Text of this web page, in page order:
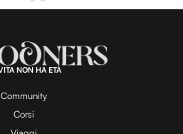
NON HA ETÀ
Community
Corsi